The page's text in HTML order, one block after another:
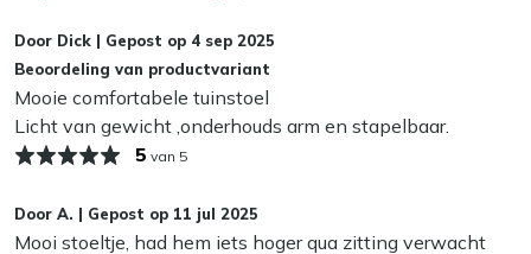
Dining zithoogte: fijn om rechtop aan je tuintafel te
zitten
Grijze kleur:makkelijk te combineren met andere
tuinmeubelen
Bekijk meer Dining stoelen
Wil je je tuinstoel extra beschermen tegen water en vuil?
Dan kun je een beschermende laag aanbrengen met
onze Kees Smit Multi-surface beschermer. Zo blijft je
tuinstoel langer mooi en hoef je minder vaak schoon te
Kan ik mijn tuinstoel het hele jaar buiten laten
Door Dick | Gepost op 4 sep 2025
Beoordeling van productvariant
Mooie comfortabele tuinstoel
Licht van gewicht ,onderhouds arm en stapelbaar.
5 van 5
Door A. | Gepost op 11 jul 2025
Mooi stoeltje, had hem iets hoger qua zitting verwacht